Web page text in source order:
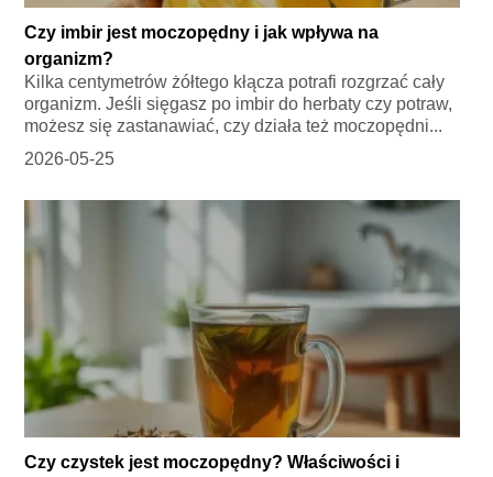
Czy imbir jest moczopędny i jak wpływa na
organizm?
Kilka centymetrów żółtego kłącza potrafi rozgrzać cały
organizm. Jeśli sięgasz po imbir do herbaty czy potraw,
możesz się zastanawiać, czy działa też moczopędni...
2026-05-25
Czy czystek jest moczopędny? Właściwości i